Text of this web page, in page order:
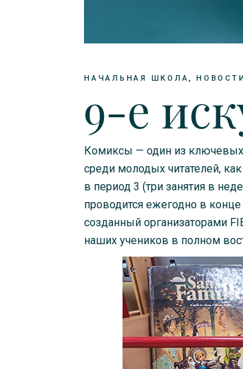
НАЧАЛЬНАЯ ШКОЛА НОВОСТИ
9-е
Комиксы — один из ключевых
среди молодых читателей,
в период 3 (три занятия в
проводится ежегодно в
созданный организаторами
наших учеников в полном